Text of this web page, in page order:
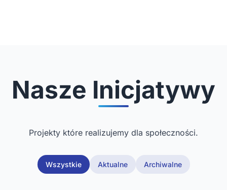
Nasze Inicjatywy
Projekty które realizujemy dla społeczności.
Wszystkie Aktualne Archiwalne